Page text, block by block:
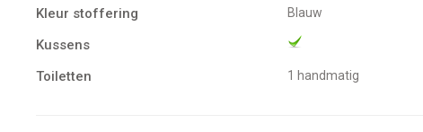
Kleur stoffering Blauw
Kussens
Toiletten
1 handmatig